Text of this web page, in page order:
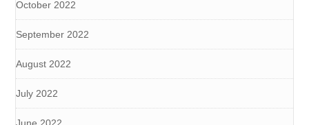
October 2022
September 2022
August 2022
July 2022